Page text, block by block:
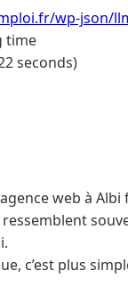
wp-json/
time
seconds)
web à
ressemblent
c’est plus